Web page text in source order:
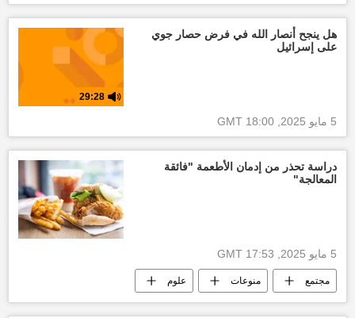
أخبار المغرب اليوم
هل ينجح أنصار الله في فرض حصار جوي
على إسرائيل
29:28
5 مايو 2025, 18:00 GMT
دراسة تحذر من إدمان الأطعمة "فائقة
المعالجة"
5 مايو 2025, 17:53 GMT
مجتمع منوعات علوم
الأخبار